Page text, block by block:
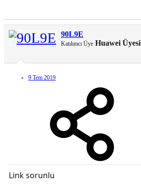
90L9E
Katılımcı Üye Huawei Üyesi
9 Tem 2019
Link sorunlu